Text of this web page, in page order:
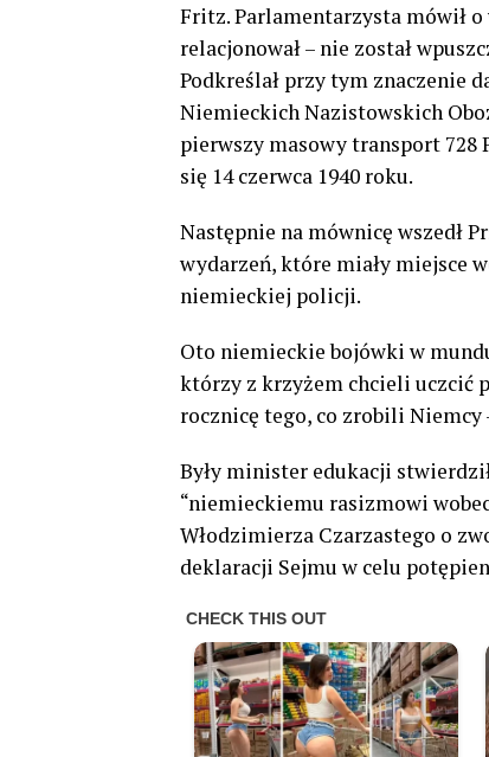
Fritz. Parlamentarzysta mówił o
relacjonował – nie został
Podkreślał przy tym znaczenie
Niemieckich Nazistowskich
pierwszy masowy transport 728
się 14 czerwca 1940 roku.
Następnie na mównicę wszedł
wydarzeń, które miały miejsce
niemieckiej policji.
Oto niemieckie bojówki w
którzy z krzyżem chcieli uczcić
rocznicę tego, co zrobili Niemcy
Były minister edukacji
“niemieckiemu rasizmowi
Włodzimierza Czarzastego o
deklaracji Sejmu w celu